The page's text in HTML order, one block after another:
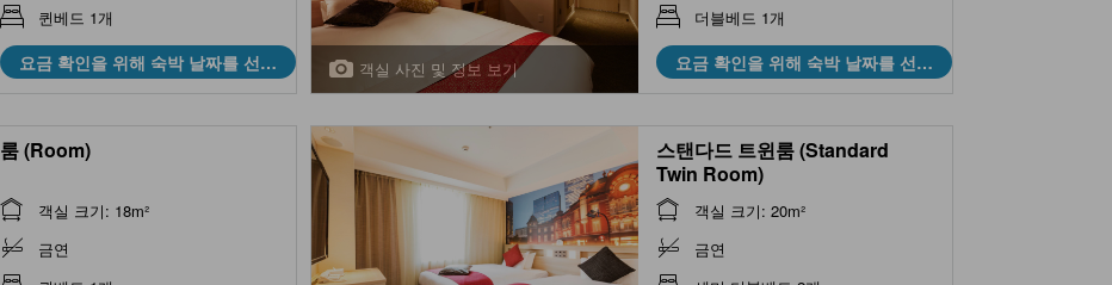
퀸베드 1개
요금 확인을 위해 숙박 날짜를 선택
하세요
객실 사진 및 정보 보기
더블베드 1개
요금 확인을 위해 숙박 날짜를 선택
하세요
룸 (Room)
객실 크기: 18m²
금연
스탠다드 트윈룸 (Standard
Twin Room)
객실 크기: 20m²
금연